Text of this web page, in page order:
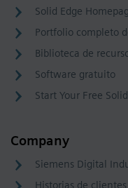
Solid Edge
Portfolio completo
Biblioteca de
Software gratuito
Start Your Free
Company
Siemens Digital
Historias de clientes